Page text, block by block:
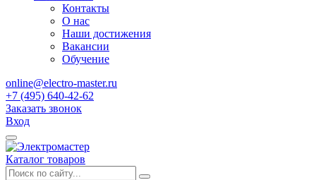
Контакты
О нас
Наши достижения
Вакансии
Обучение
online@electro-master.ru
+7 (495) 640-42-62
Заказать звонок
Вход
Каталог товаров